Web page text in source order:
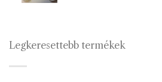
Legkeresettebb termékek